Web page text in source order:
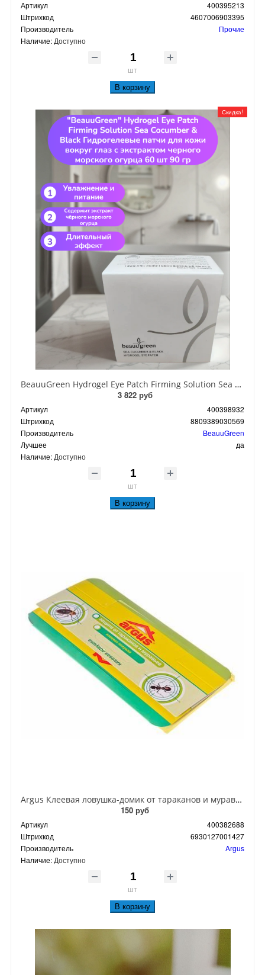
Артикул
400395213
Штрихкод
4607006903395
Производитель
Прочие
Наличие: Доступно
шт
В корзину
Скидка!
BeauuGreen Hydrogel Eye Patch Firming Solution Sea Cocumber & Black Гидрогелевые патчи для кожи вокруг глаз с экстрактом черного морского огурца 60 шт 90 гр
3 822 руб
Артикул
400398932
Штрихкод
8809389030569
Производитель
BeauuGreen
Лучшее
да
Наличие: Доступно
шт
В корзину
Argus Клеевая ловушка-домик от тараканов и муравьев
150 руб
Артикул
400382688
Штрихкод
6930127001427
Производитель
Argus
Наличие: Доступно
шт
В корзину